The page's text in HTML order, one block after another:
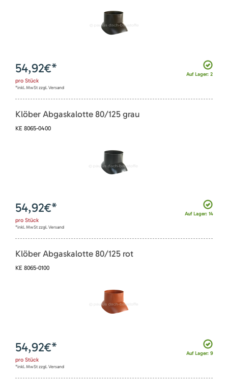
Auf Lager: 2
54,92€*
pro Stück
*inkl. MwSt zzgl. Versand
Klöber Abgaskalotte 80/125 grau
KE 8065-0400
Auf Lager: 14
54,92€*
pro Stück
*inkl. MwSt zzgl. Versand
Klöber Abgaskalotte 80/125 rot
KE 8065-0100
Auf Lager: 9
54,92€*
pro Stück
*inkl. MwSt zzgl. Versand